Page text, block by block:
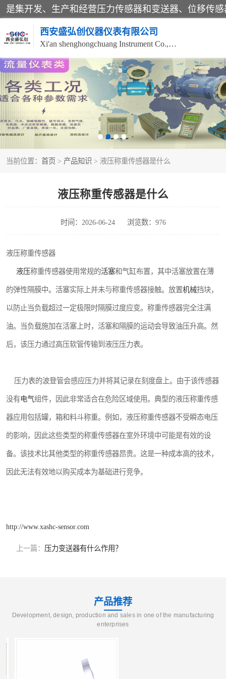
西安盛弘创仪器仪表有限公司
Xi'an shenghongchuang Instrument Co., Ltd
当前位置： 首页 > 产品知识 > 液压称重传感器是什么
液压称重传感器是什么
时间：2026-06-24 浏览数：976
液压称重传感器
液压称重传感器使用常规的活塞和气缸布置，其中活塞放置在薄
的弹性隔膜中。活塞实际上并未与称重传感器接触。放置机械挡块，
以防止当负载超过一定极限时隔膜过度应变。称重传感器完全注满
油。当负载施加在活塞上时，活塞和隔膜的运动会导致油压升高。然
后，该压力通过高压软管传输到液压压力表。
压力表的波登管会感应压力并将其记录在刻度盘上。由于该传感器
没有电气组件，因此非常适合在危险区域使用。典型的液压称重传感
器应用包括罐，箱和料斗称重。例如，液压称重传感器不受瞬态电压
的影响，因此这些类型的称重传感器在室外环境中可能是有效的设
备。该技术比其他类型的称重传感器昂贵。这是一种成本高的技术，
因此无法有效地以购买成本为基础进行竞争。
http://www.xashc-sensor.com
上一篇： 压力变送器有什么作用？
产品推荐
Development, design, production and sales in one of the manufacturing
enterprises
称重传感器
压力变送器
液位变送器
位移传感器